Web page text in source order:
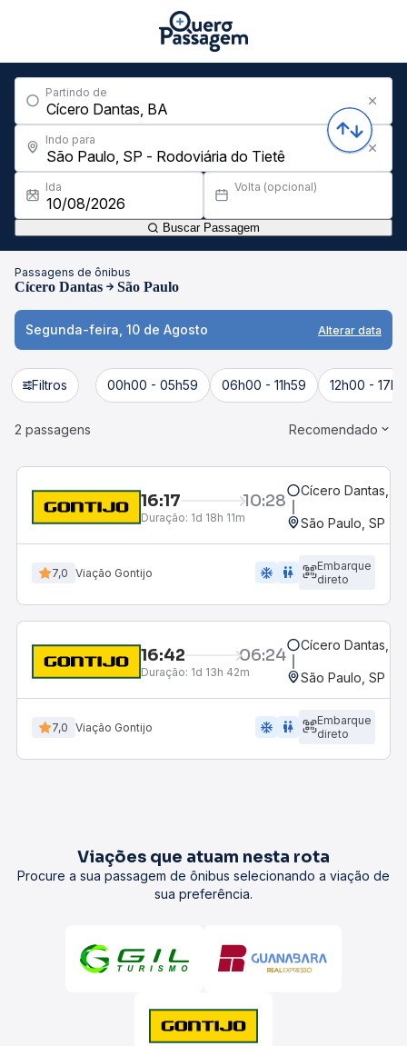
Partindo de
Indo para
Ida Volta (opcional)
Buscar Passagem
Passagens de ônibus
Cícero Dantas São Paulo
Segunda-feira, 10 de Agosto Alterar data
Filtros 00h00 - 05h59 06h00 - 11h59 12h00 -
2 passagens Recomendado
16:17 10:28
Duração: 1d 18h 11m
Cícero Dantas,
São Paulo, SP -
7,0 Viação Gontijo ac_unit wc
Embarque
direto
16:42 06:24
Duração: 1d 13h 42m
Cícero Dantas,
São Paulo, SP -
7,0 Viação Gontijo ac_unit wc
Embarque
direto
Viações que atuam nesta rota
Procure a sua passagem de ônibus selecionando a viação de
sua preferência.